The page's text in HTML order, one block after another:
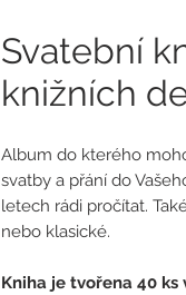
Svatební
knižních
Album do kterého
svatby a přání do
letech rádi pročítat.
nebo klasické.
Kniha je tvořena 40